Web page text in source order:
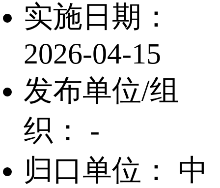
实施日期：
2026-04-15
发布单位/组
织： -
归口单位：
中